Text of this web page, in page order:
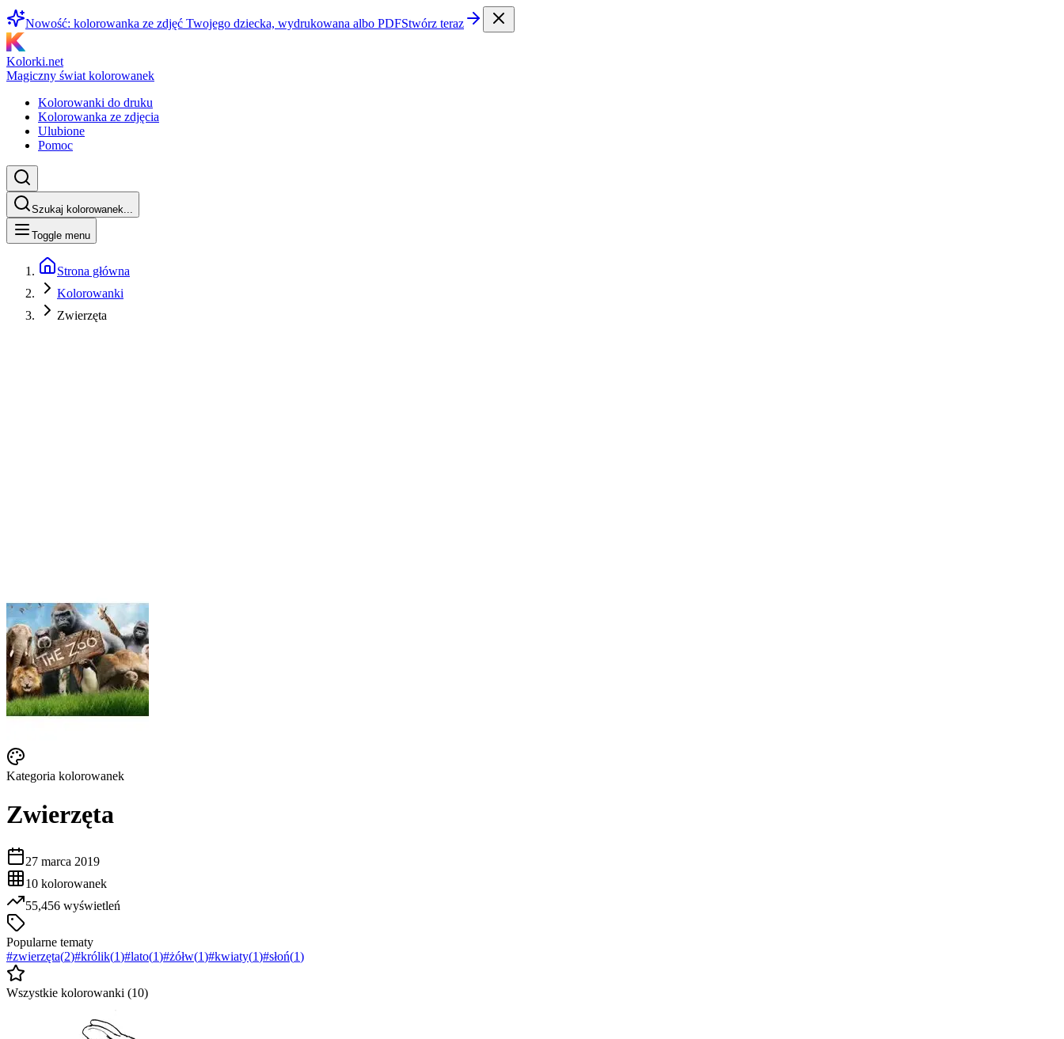
Nowość: kolorowanka ze zdjęć Twojego dziecka, wydrukowana albo PDFStwórz teraz
Kolorki.net
Magiczny świat kolorowanek
Kolorowanki do druku
Kolorowanka ze zdjęcia
Ulubione
Pomoc
Szukaj kolorowanek...
Toggle menu
Strona główna
Kolorowanki
Zwierzęta
Kategoria kolorowanek
Zwierzęta
27 marca 2019
10 kolorowanek
55,456 wyświetleń
Popularne tematy
#zwierzęta(2)#królik(1)#lato(1)#żółw(1)#kwiaty(1)#słoń(1)
Wszystkie kolorowanki (10)